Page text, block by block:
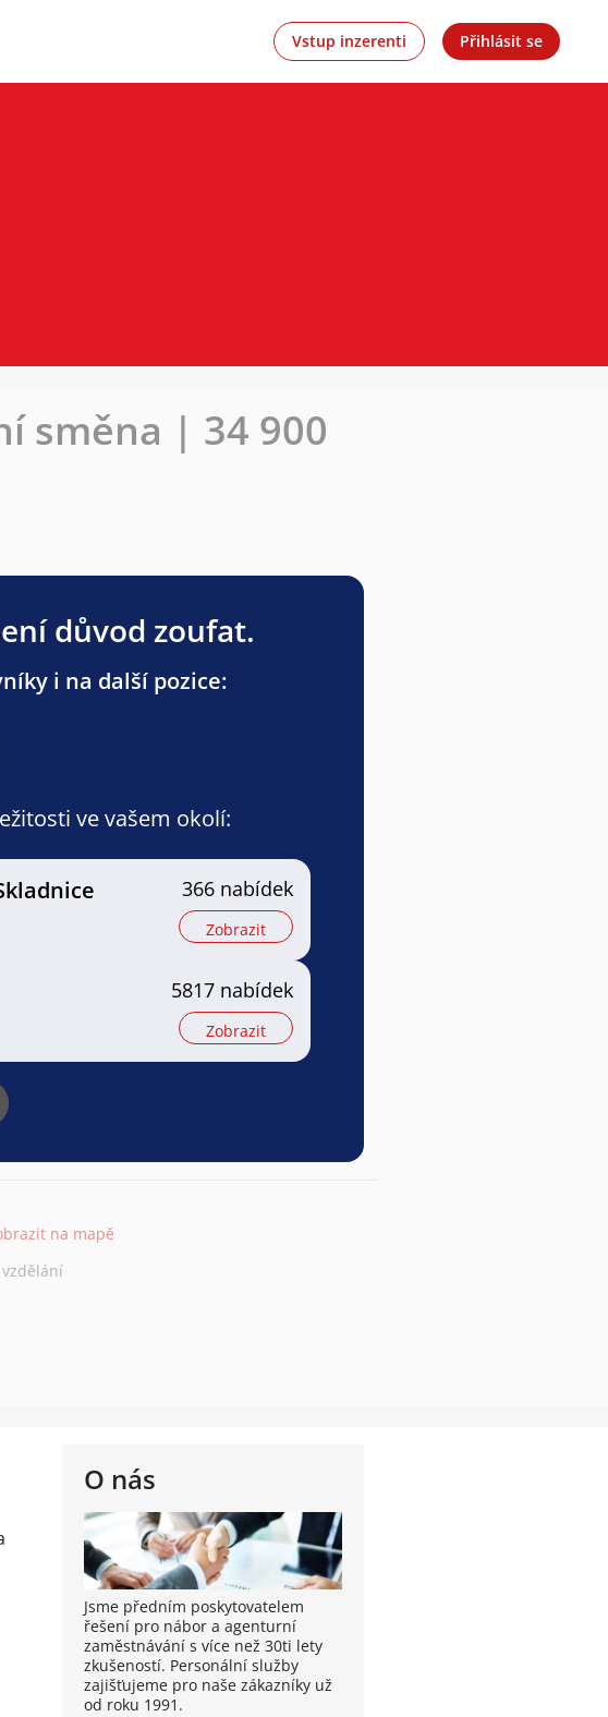
Vstup inzerenti Přihlásit se
směna | 34 900
důvod zoufat.
i na další pozice:
ve vašem okolí:
366 nabídek
Zobrazit
5817 nabídek
Zobrazit
na mapě
O nás
Jsme předním poskytovatelem
řešení pro nábor a agenturní
zaměstnávání s více než 30ti lety
zkušeností. Personální služby
zajišťujeme pro naše zákazníky už
od roku 1991.